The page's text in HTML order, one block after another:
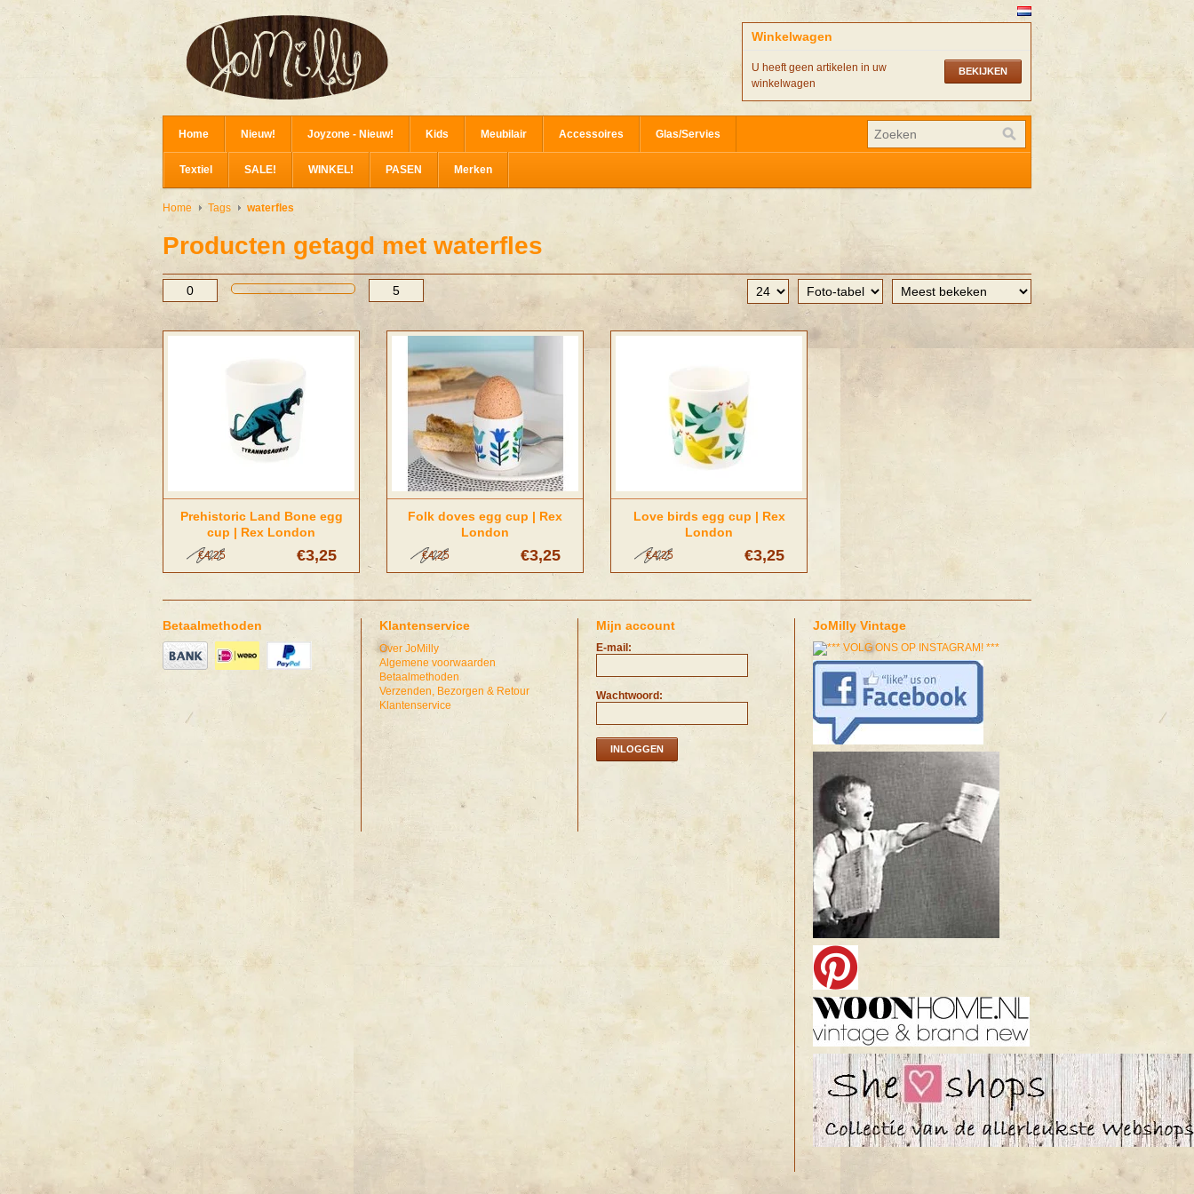
Winkelwagen
BEKIJKEN
U heeft geen artikelen in uw
winkelwagen
Home Nieuw! Joyzone - Nieuw! Kids Meubilair Accessoires Glas/Servies
Textiel SALE! WINKEL! PASEN Merken
Home Tags waterfles
Producten getagd met waterfles
Prehistoric Land Bone egg
cup | Rex London
€3,25
€4,25
Folk doves egg cup | Rex
London
€3,25
€4,25
Love birds egg cup | Rex
London
€3,25
€4,25
Betaalmethoden Klantenservice
Over JoMilly
Algemene voorwaarden
Betaalmethoden
Verzenden, Bezorgen & Retour
Klantenservice
Mijn account
E-mail:
Wachtwoord:
INLOGGEN
JoMilly Vintage